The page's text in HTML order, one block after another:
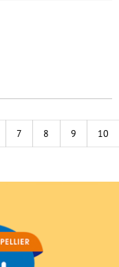
7 8 9 10